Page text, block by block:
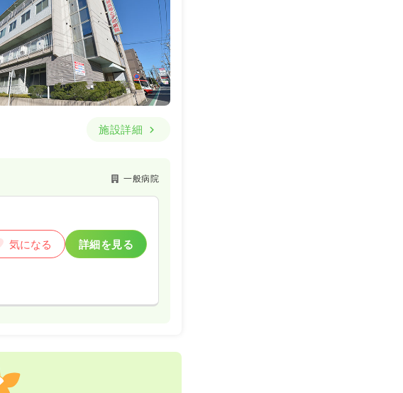
施設詳細
一般病院
気になる 詳細を見る